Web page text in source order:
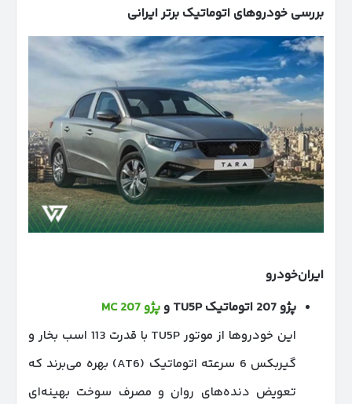
بررسی خودروهای اتوماتیک برتر ایرانی
ایران‌خودرو
پژو 207 اتوماتیک
TU5P وپژو 207 MC
این خودروها از موتور TU5P با قدرت 113 اسب بخار و
گیربکس 6 سرعته اتوماتیک (AT6) بهره می‌برند که
تعویض دنده‌های روان و مصرف سوخت بهینه‌ای